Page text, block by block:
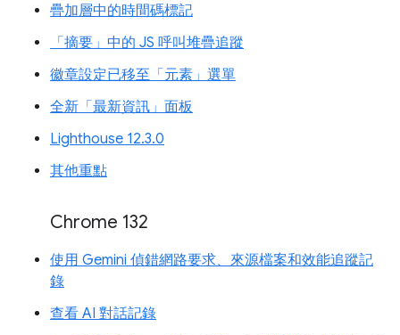
疊加層中的時間碼標記
「摘要」中的 JS 呼叫堆疊追蹤
徽章設定已移至「元素」選單
全新「最新資訊」面板
Lighthouse 12.3.0
其他重點
Chrome 132
使用 Gemini 偵錯網路要求、來源檔案和效能追蹤記
錄
查看 AI 對話記錄